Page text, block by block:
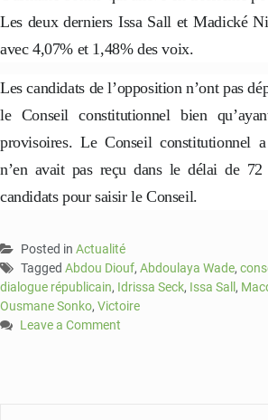
Les deux derniers Issa Sall et Madické
avec 4,07% et 1,48% des voix.
Les candidats de l’opposition n’ont pas
le Conseil constitutionnel bien
provisoires. Le Conseil constitutionnel
n’en avait pas reçu dans le délai de 72
candidats pour saisir le Conseil.
Posted in Actualité
Tagged Abdou Diouf, Abdoulaya Wade,
dialogue républicain, Idrissa Seck, Issa Sall ,
Ousmane Sonko, Victoire
Leave a Comment